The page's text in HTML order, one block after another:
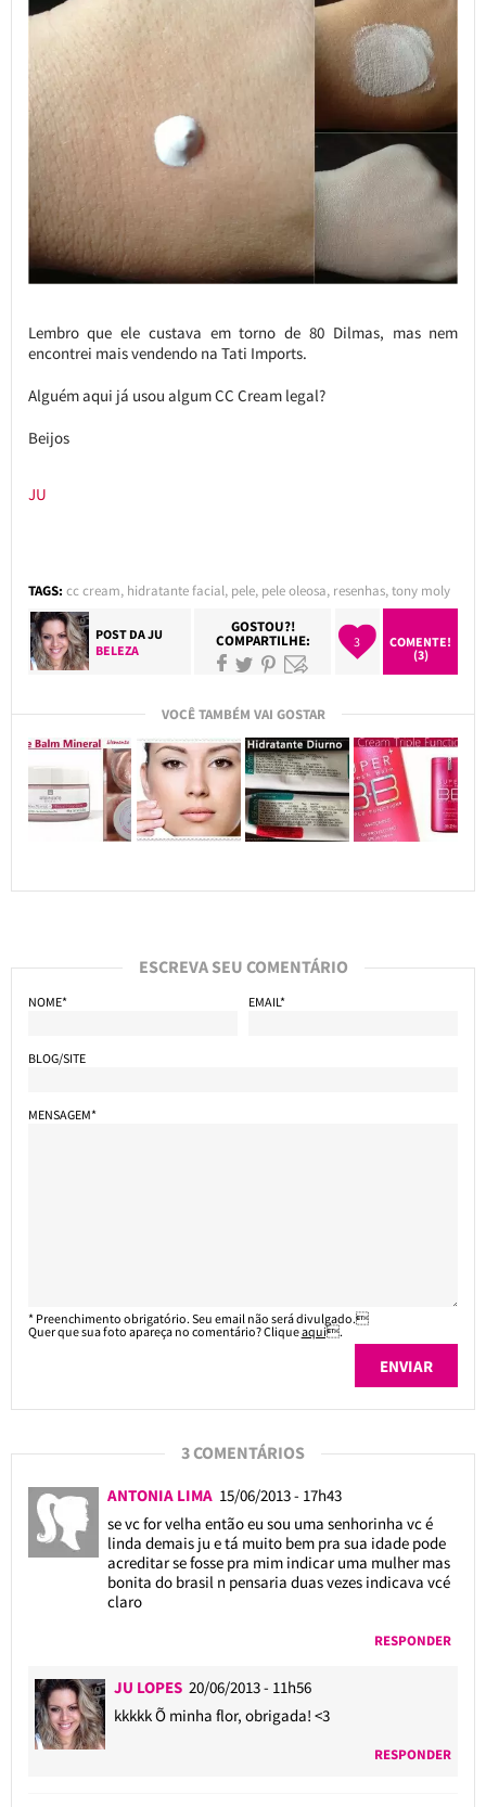
Lembro que ele custava em torno de 80 Dilmas, mas nem
encontrei mais vendendo na Tati Imports.
Alguém aqui já usou algum CC Cream legal?
Beijos
JU
TAGS: cc cream, hidratante facial, pele, pele oleosa, resenhas,tony moly
POST DAJU
BELEZA
GOSTOU?!
COMPARTILHE: 3
COMENTE!
(3)
VOCÊ TAMBÉM VAI GOSTAR
ESCREVA SEU COMENTÁRIO
NOME* EMAIL*
BLOG/SITE
MENSAGEM*
* Preenchimento obrigatório. Seu email não será divulgado.
Quer que sua foto apareça no comentário? Cliqueaqui.
3 COMENTÁRIOS
ANTONIA LIMA 15/06/2013 - 17h43
se vc for velha então eu sou uma senhorinha vc é
linda demais ju e tá muito bem pra sua idade pode
acreditar se fosse pra mim indicar uma mulher mas
bonita do brasil n pensaria duas vezes indicava vcé
claro
RESPONDER
JU LOPES 20/06/2013 - 11h56
kkkkk Õ minha flor, obrigada! <3
RESPONDER